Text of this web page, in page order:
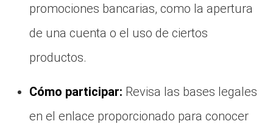
promociones bancarias, como la apertura
de una cuenta o el uso de ciertos
productos.
Cómo participar: Revisa las bases legales
en el enlace proporcionado para conocer